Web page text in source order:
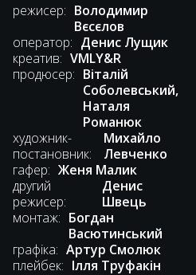
режисер: Володимир
Вєсєлов
оператор: Денис Лущик
креатив: VMLY&R
продюсер: Віталій
Соболевський,
Наталя
Романюк
художник-
постановник:
Михайло
Левченко
гафер: Женя Малик
другий
режисер:
Денис
Швець
монтаж: Богдан
Васютинський
графіка: Артур Смолюк
плейбек: Ілля Труфакін